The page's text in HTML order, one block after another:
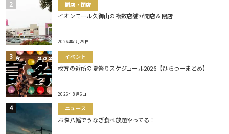
開店・閉店
イオンモール久御山の複数店舗が開店＆閉店
2026年7月29日
イベント
枚方の近所の夏祭りスケジュール2026【ひらつーまとめ】
2026年8月6日
ニュース
お隣八幡でうなぎ食べ放題やってる！